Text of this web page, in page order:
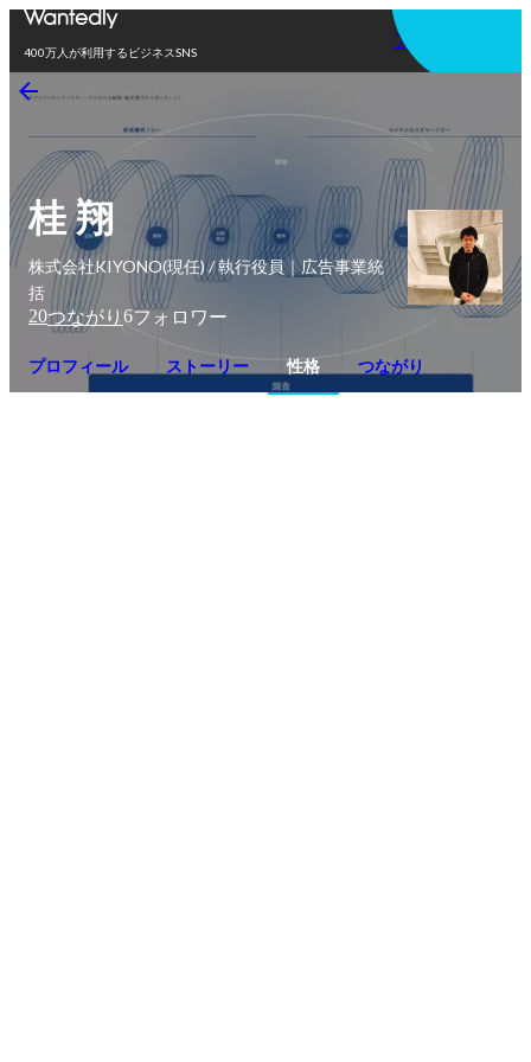
400万人が利用するビジネスSNS
アプリを使う
桂 翔
株式会社KIYONO(現任) / 執行役員｜広告事業統
括
20つながり 6フォロワー
プロフィール ストーリー 性格 つながり